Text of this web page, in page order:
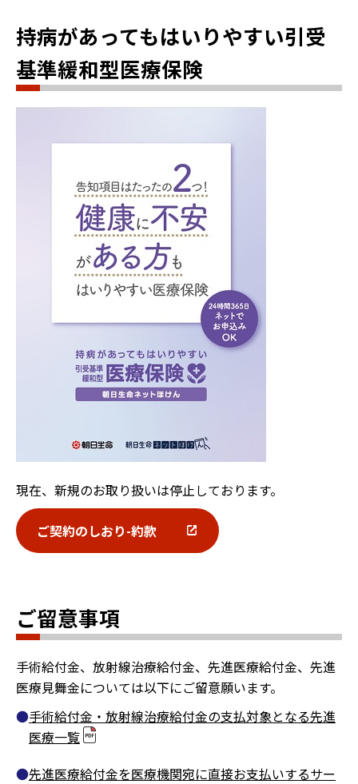
持病があってもはいりやすい引受
基準緩和型医療保険
現在、新規のお取り扱いは停止しております。
ご契約のしおり-約款
ご留意事項
手術給付金、放射線治療給付金、先進医療給付金、先進
医療見舞金については以下にご留意願います。
手術給付金・放射線治療給付金の支払対象となる先進
医療一覧
先進医療給付金を医療機関宛に直接お支払いするサー